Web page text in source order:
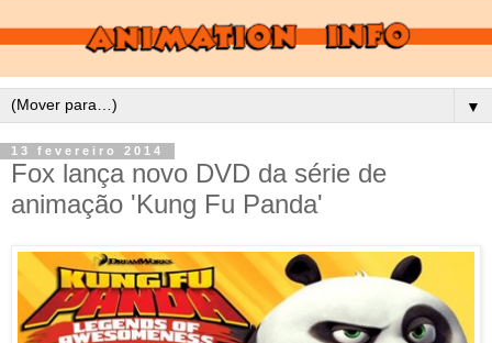
▼
13 fevereiro 2014
Fox lança novo DVD da série de
animação 'Kung Fu Panda'